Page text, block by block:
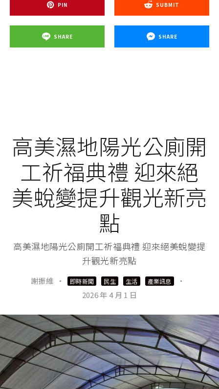
PIN SUBMIT
SHARE SHARE
高美濕地陽光公廁開
工祈福典禮 迎來絕
美蛻變提升觀光新亮
點
高美濕地陽光公廁開工祈福典禮 迎來絕美蛻變提
升觀光新亮點
謝振維 · 即時新聞 民生 生活 產業訊息
·
2026 年 4 月 1 日